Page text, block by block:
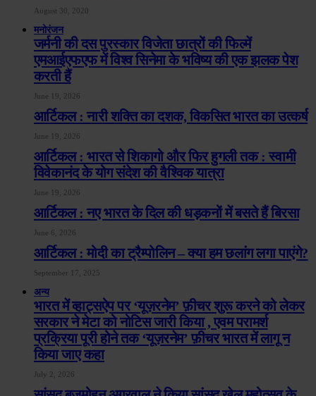
August 30, 2020
मनोरंजन
जर्मनी की दस पुरस्कार विजेता छात्रों की फिल्में
एमआईएफएफ में विश्व सिनेमा के भविष्य की एक झलक पेश
करती हैं
June 19, 2026
आर्टिकल : नारी शक्ति का दशक, विकसित भारत का उत्कर्ष
June 19, 2026
आर्टिकल : भारत से शिकागो और फिर हुगली तक : स्वामी
विवेकानंद के योग संदेश की वैश्विक यात्रा
June 19, 2026
आर्टिकल : नए भारत के दिल की धड़कनों में बसते हैं बिरसा
June 6, 2026
आर्टिकल : मोदी का ट्रैम्पोलिन – क्या हम छलांग लगा पाएंगे?
September 17, 2025
अन्य
भारत में व्हाट्सऐप पर ‘यूज़रनेम’ फ़ीचर शुरू करने को लेकर
सरकार ने मेटा को नोटिस जारी किया , एवम परामर्श
प्रक्रिया पूरी होने तक ‘यूज़रनेम’ फ़ीचर भारत में लागू न
किया जाए कहा
July 2, 2026